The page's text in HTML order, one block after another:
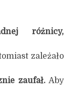
różnicy,
zależało
zaufał. Aby